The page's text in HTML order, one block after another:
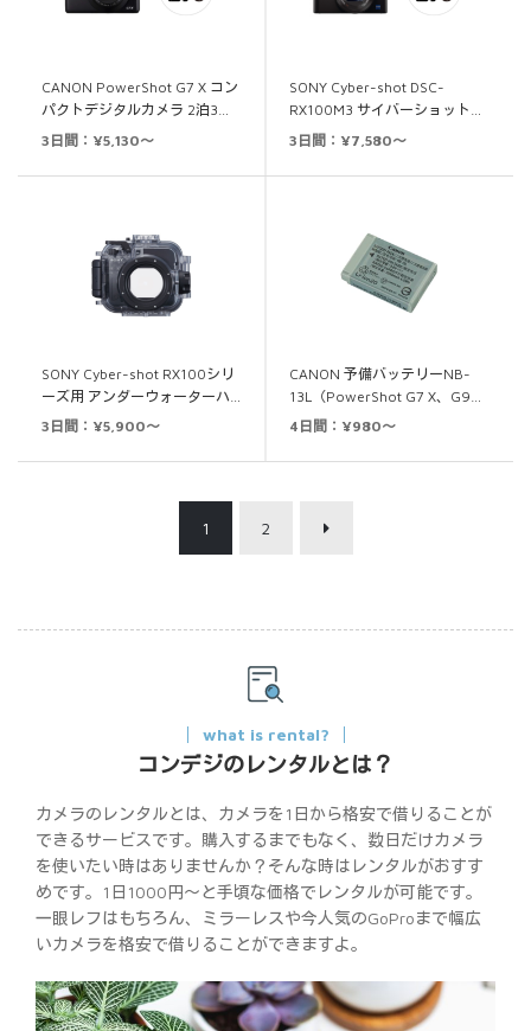
CANON PowerShot G7 X コン
パクトデジタルカメラ 2泊3…
3日間：¥5,130～
SONY Cyber-shot DSC-
RX100M3 サイバーショット…
3日間：¥7,580～
SONY Cyber-shot RX100シリ
ーズ用 アンダーウォーターハ…
3日間：¥5,900～
CANON 予備バッテリーNB-
13L（PowerShot G7 X、G9…
4日間：¥980～
1 2
what is rental?
コンデジのレンタルとは？
カメラのレンタルとは、カメラを1日から格安で借りることが
できるサービスです。購入するまでもなく、数日だけカメラ
を使いたい時はありませんか？そんな時はレンタルがおすす
めです。1日1000円〜と手頃な価格でレンタルが可能です。
一眼レフはもちろん、ミラーレスや今人気のGoProまで幅広
いカメラを格安で借りることができますよ。